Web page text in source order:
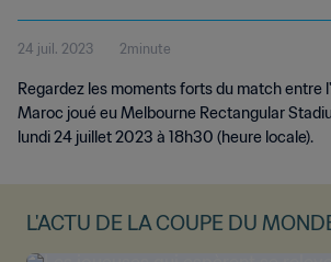
FIFA, Australie &
2023™ | Résumé vidéo
24 juil. 2023 2minute
Regardez les moments forts du match entre
Maroc joué eu Melbourne Rectangular
lundi 24 juillet 2023 à 18h30 (heure locale).
L'ACTU DE LA COUPE DU
FÉMININE DE LA FIFA™